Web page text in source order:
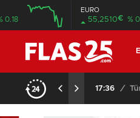
0.18
EURO
55,2510€ %
17:26 /